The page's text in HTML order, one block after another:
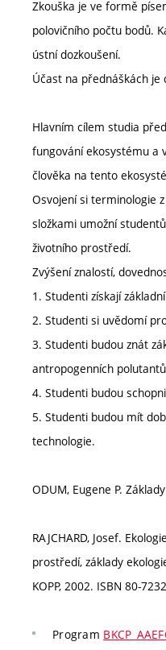
Zkouška je ve formě
polovičního počtu bodů.
ústní dozkoušení.
Účast na přednáškách je
Hlavním cílem studia
fungování ekosystému a
člověka na tento
Osvojení si terminologie
složkami umožní
životního prostředí.
Zvýšení znalostí,
1. Studenti získají
2. Studenti si uvědomí
3. Studenti budou znát
antropogenních polutantů
4. Studenti budou
5. Studenti budou mít
technologie.
ODUM, Eugene P.
RAJCHARD, Josef.
prostředí, základy
KOPP, 2002. ISBN 80-
Program